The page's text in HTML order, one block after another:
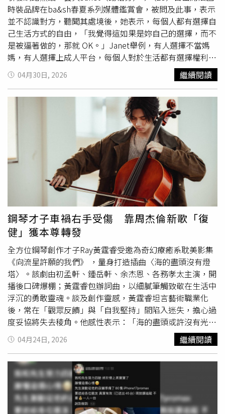
紅毯，親手把她交給另一半。這段婚禮畫面當時已感動不少
人，未料癌細胞後來又轉移到肺部與肝臟。林逸欣表示，醫
師曾說，以攝護腺癌病人臨床狀況來看，轉移到肺臟與肝臟
相當罕見，「但它就是發生了。」父親為了爭取更多陪伴家
人的時間，這些年花了許多金錢、體力與意志力接受各種治
療。她哽咽表示，自己曾經忍不住想，是不是因為她一直叫
爸爸加油，爸爸才為了不讓她失望而不願放棄。後來她終於
對父親說，雖然真的很捨不得，但如果覺得累了、想休息也
沒關係，「我們已經用盡全力奮戰到最後一刻了，我們沒有
輸。」林逸欣也深情寫下，能成為爸爸的女兒，就已經是她
這輩子最大的成就。這段紀錄父親抗癌歷程的影片，除了在
她社群平台公開，也在林爸爸告別式上播放，讓粉絲看了心
疼，表示「看了真的忍不住哭」、「爸爸一定以妳為榮」、
「你們已經很努力了」。
時裝品牌在ba&sh春夏系列媒體鑑賞會，被問及此事，表示
並不認識對方，聽聞其處境後，她表示，每個人都有選擇自
己生活方式的自由，「我覺得這如果是妳自己的選擇，而不
是被逼著做的，那就 OK。」Janet舉例，有人選擇不當媽
媽，有人選擇上成人平台，每個人對於生活都有選擇權利，
「我覺得那是妳的自由，妳可以去選擇。如果當事人不會覺
得這個是什麼問題，那我覺得還好啊。」她分享，自己剛來
台灣時，沒有工作，為了生活，她就去教英文、教小提琴，
什麼能賺錢就接，「我也是到處去找工作，不是每個人都這
麼的幸運，可以馬上找得到工作，我覺得每個人就是很拚命
地想要生活，重點就是 it has to be your choice。」她的全
新旅遊節目《Get away with Janet Hsieh》將在5月推出，
是她跟20年沒聯絡的高中同學合作的：「我回到美國的時
候，發現他是做很極端、很冷區域例如阿拉斯加的的紀錄
片，也得過好幾座艾美獎，而我也主持了20年，就決定一起
一個節目。」Janet將推出全新旅遊節目《Get away with
Janet Hsieh》。（圖／ba&sh）此外，她還主持三立《請
世界吃桌》的紐約場：「這真的好有趣哦！很難想像可以在
時代廣場這麼有代表性的一個地方，分享台灣文化、食物給
外國人，我真的覺得好感動！我沒有太大壓力，他們要我主
持我就主持，要我去後場拿盤子給客人，我就去幫忙端盤
子，我是最輕鬆的服務生跟主持人。」而她近年長住美國，
在好萊塢試鏡、從零開始，Janet說：「就算試鏡沒中也是
一個學習的過程，等到市場變好、或者我更成熟了、或者大
家開始認識我了，也許有一天可以跟我的偶像布萊德彼特
（Brad Pitt），奧斯卡影帝影后麥可B喬丹（Michael b
Jordan）、楊紫瓊合作。」
04月30日, 2026 繼續閱讀
鋼琴才子車禍右手受傷 靠周杰倫新歌「復
健」獲本尊轉發
全方位鋼琴創作才子Ray黃霆睿受邀為奇幻療癒系耽美影集
《向流星許願的我們》 ，量身打造插曲〈海的盡頭沒有燈
塔〉。該劇由初孟軒、鍾岳軒、余杰恩、各務孝太主演，開
播後口碑爆棚；黃霆睿包辦詞曲，以細膩筆觸致敬在生活中
浮沉的勇敢靈魂。談及創作靈感，黃霆睿坦言藝術職業化
後，常在「觀眾反饋」與「自我堅持」間陷入迷失，擔心過
度妥協將失去稜角。他感性表示：「海的盡頭或許沒有光，
只有漫無邊際的浪與不願放棄的自己。」為了呈現真實的掙
扎感，錄音時他特別保留沙啞與不穩定的氣息，用「不完美
的音準」詮釋成長的破碎美學。此外，副修大提琴的黃霆睿
也首次在新歌MV中展現琴藝，讓同事驚呼：「原來你深藏
不露！」他近期因被闖紅燈車輛擦撞，造成右手韌帶和肌肉
受傷，連拿麥克風都受影響，但黃霆睿仍保持幽默，透露會
用周杰倫的新歌自主復健，更意外獲得本尊轉發鼓勵，更承
04月24日, 2026 繼續閱讀